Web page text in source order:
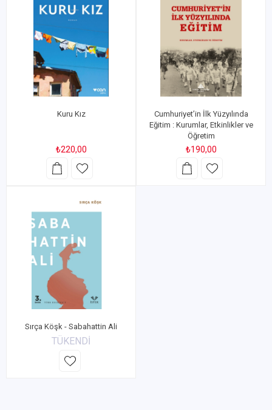
Kuru Kız
₺220,00
Cumhuriyet’in İlk Yüzyılında
Eğitim : Kurumlar, Etkinlikler ve
Öğretim
₺190,00
Sırça Köşk - Sabahattin Ali
TÜKENDİ